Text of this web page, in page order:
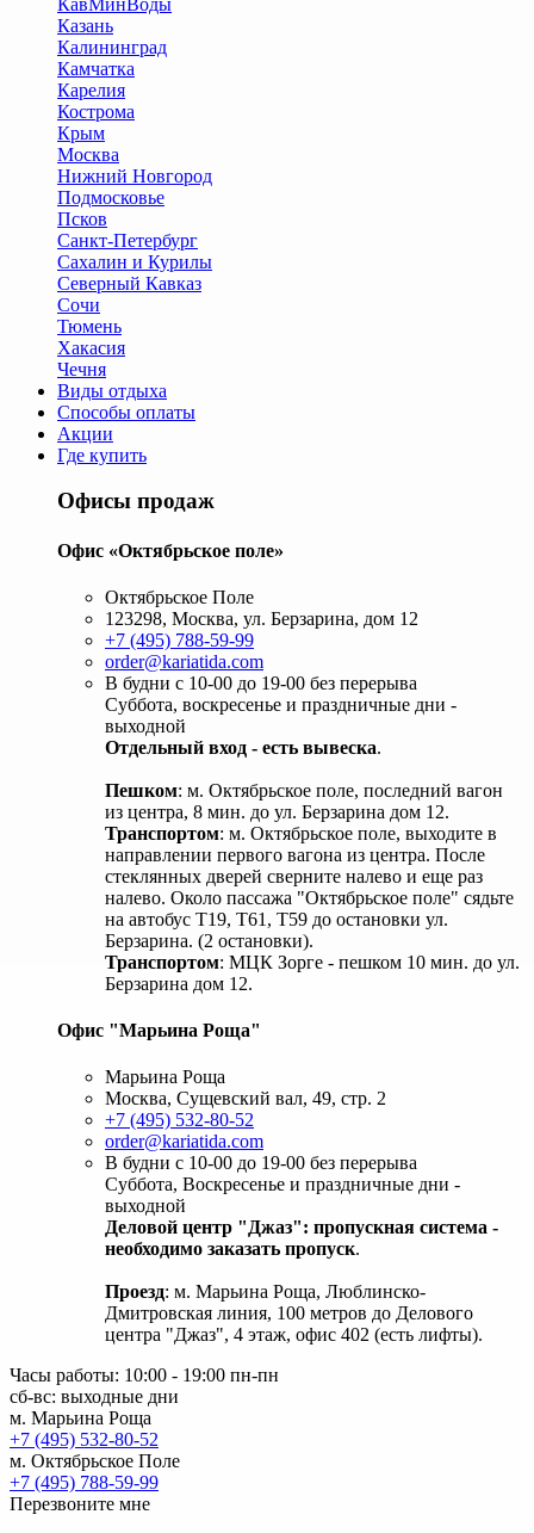
Казань
Калининград
Камчатка
Карелия
Кострома
Крым
Москва
Нижний Новгород
Подмосковье
Псков
Санкт-Петербург
Сахалин и Курилы
Северный Кавказ
Сочи
Тюмень
Хакасия
Чечня
Виды отдыха
Способы оплаты
Акции
Где купить
Офисы продаж
Офис «Октябрьское поле»
Октябрьское Поле
123298, Москва, ул. Берзарина, дом 12
+7 (495) 788-59-99
order@kariatida.com
В будни с 10-00 до 19-00 без перерыва
Суббота, воскресенье и праздничные дни -
выходной
Отдельный вход - есть вывеска.
Пешком: м. Октябрьское поле, последний вагон
из центра, 8 мин. до ул. Берзарина дом 12.
Транспортом: м. Октябрьское поле, выходите в
направлении первого вагона из центра. После
стеклянных дверей сверните налево и еще раз
налево. Около пассажа "Октябрьское поле" сядьте
на автобус Т19, Т61, Т59 до остановки ул.
Берзарина. (2 остановки).
Транспортом: МЦК Зорге - пешком 10 мин. до ул.
Берзарина дом 12.
Офис "Марьина Роща"
Марьина Роща
Москва, Сущевский вал, 49, стр. 2
+7 (495) 532-80-52
order@kariatida.com
В будни с 10-00 до 19-00 без перерыва
Суббота, Воскресенье и праздничные дни -
выходной
Деловой центр "Джаз": пропускная система -
необходимо заказать пропуск.
Проезд: м. Марьина Роща, Люблинско-
Дмитровская линия, 100 метров до Делового
центра "Джаз", 4 этаж, офис 402 (есть лифты).
Часы работы: 10:00 - 19:00 пн-пн
сб-вс: выходные дни
м. Марьина Роща
+7 (495) 532-80-52
м. Октябрьское Поле
+7 (495) 788-59-99
Перезвоните мне